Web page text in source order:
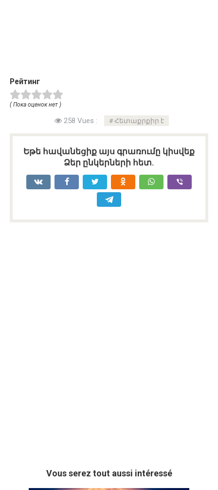
Рейтинг
( Пока оценок нет )
258 Vues : Հետաքրքիր է
Եթե հավանեցիք այս գրառումը կիսվեք
Ձեր ընկերների հետ.
Vous serez tout aussi intéressé